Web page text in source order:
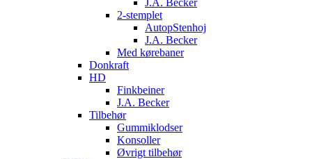
J.A. Becker
2-stemplet
AutopStenhoj
J.A. Becker
Med kørebaner
Donkraft
HD
Finkbeiner
J.A. Becker
Tilbehør
Gummiklodser
Konsoller
Øvrigt tilbehør